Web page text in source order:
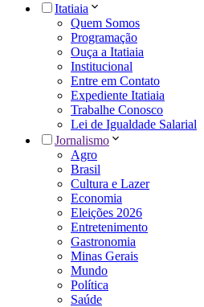
Itatiaia
Quem Somos
Programação
Ouça a Itatiaia
Institucional
Entre em Contato
Expediente Itatiaia
Trabalhe Conosco
Lei de Igualdade Salarial
Jornalismo
Agro
Brasil
Cultura e Lazer
Economia
Eleições 2026
Entretenimento
Gastronomia
Minas Gerais
Mundo
Política
Saúde